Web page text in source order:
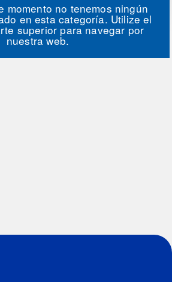
momento no tenemos ningún
en esta categoría. Utilize el
superior para navegar por
nuestra web.